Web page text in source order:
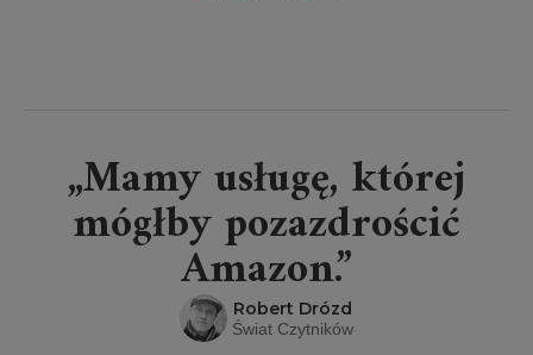
„Mamy usługę, której
mógłby pozazdrościć
Amazon.”
Robert Drózd
Świat Czytników